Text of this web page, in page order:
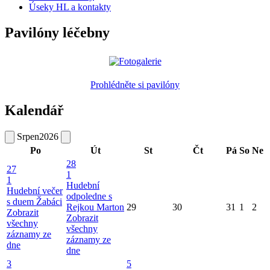
Úseky HL a kontakty
Pavilóny léčebny
Prohlédněte si pavilóny
Kalendář
Srpen2026
Po
Út St Čt Pá So Ne
27
1
Hudební večer
s duem Žabáci
Zobrazit
všechny
záznamy ze
dne
28
1
Hudební
odpoledne s
Rejkou Marton
Zobrazit
všechny
záznamy ze
dne
29 30 31 1 2
3
5